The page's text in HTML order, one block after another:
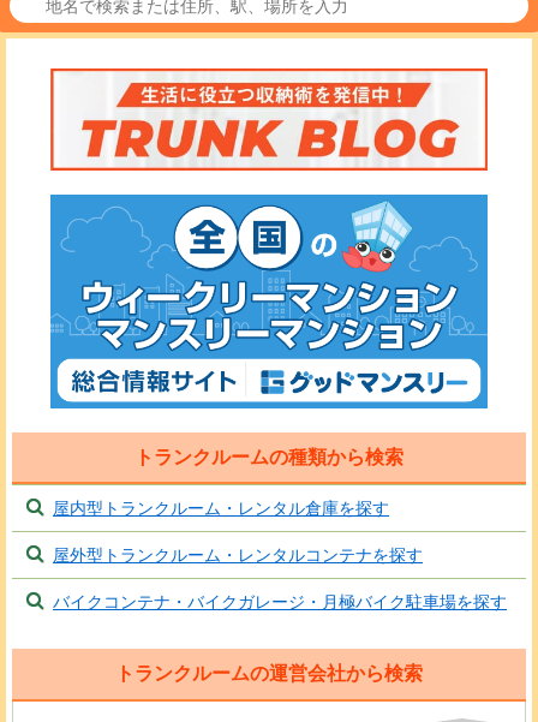
トランクルームの種類から検索
屋内型トランクルーム・レンタル倉庫を探す
屋外型トランクルーム・レンタルコンテナを探す
バイクコンテナ・バイクガレージ・月極バイク駐車場を探す
トランクルームの運営会社から検索